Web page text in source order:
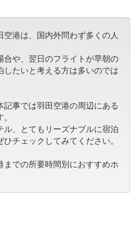
港は、国内外問わず多くの人
や、翌日のフライトが早朝の
たいと考える方は多いのでは
事では羽田空港の周辺にある
、とてもリーズナブルに宿泊
チェックしてみてください。
での所要時間別におすすめホ